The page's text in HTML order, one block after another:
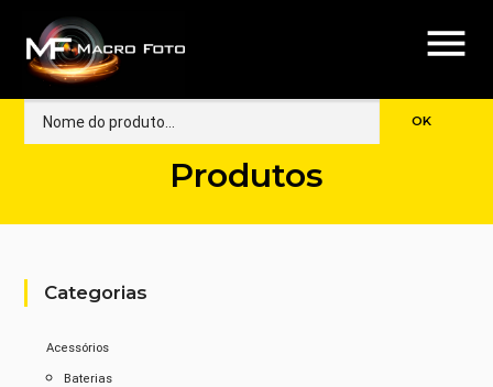
menu
Produtos
Categorias
Acessórios
Baterias